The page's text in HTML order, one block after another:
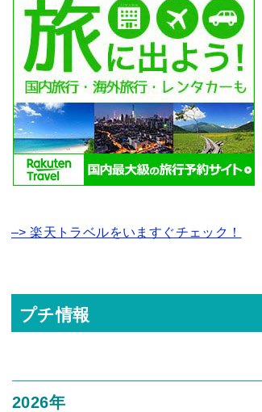
–> 楽天トラベルをいますぐチェック！
プチ情報
2026年